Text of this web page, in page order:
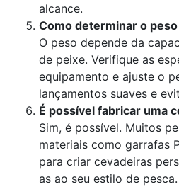
alcance.
Como determinar o
O peso depende da
de peixe. Verifique as
equipamento e ajuste o
lançamentos suaves e
É possível fabricar uma
Sim, é possível. Muitos
materiais como garrafas
para criar cevadeiras
as ao seu estilo de pesca.